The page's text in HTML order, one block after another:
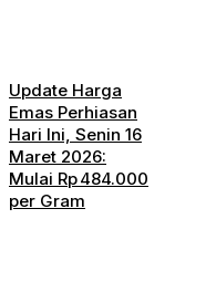
Update Harga
Emas Perhiasan
Hari Ini, Senin 16
Maret 2026:
Mulai Rp 484.000
per Gram